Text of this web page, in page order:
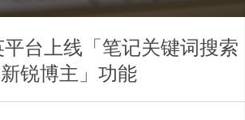
台上线「笔记关键词搜索
锐博主」功能